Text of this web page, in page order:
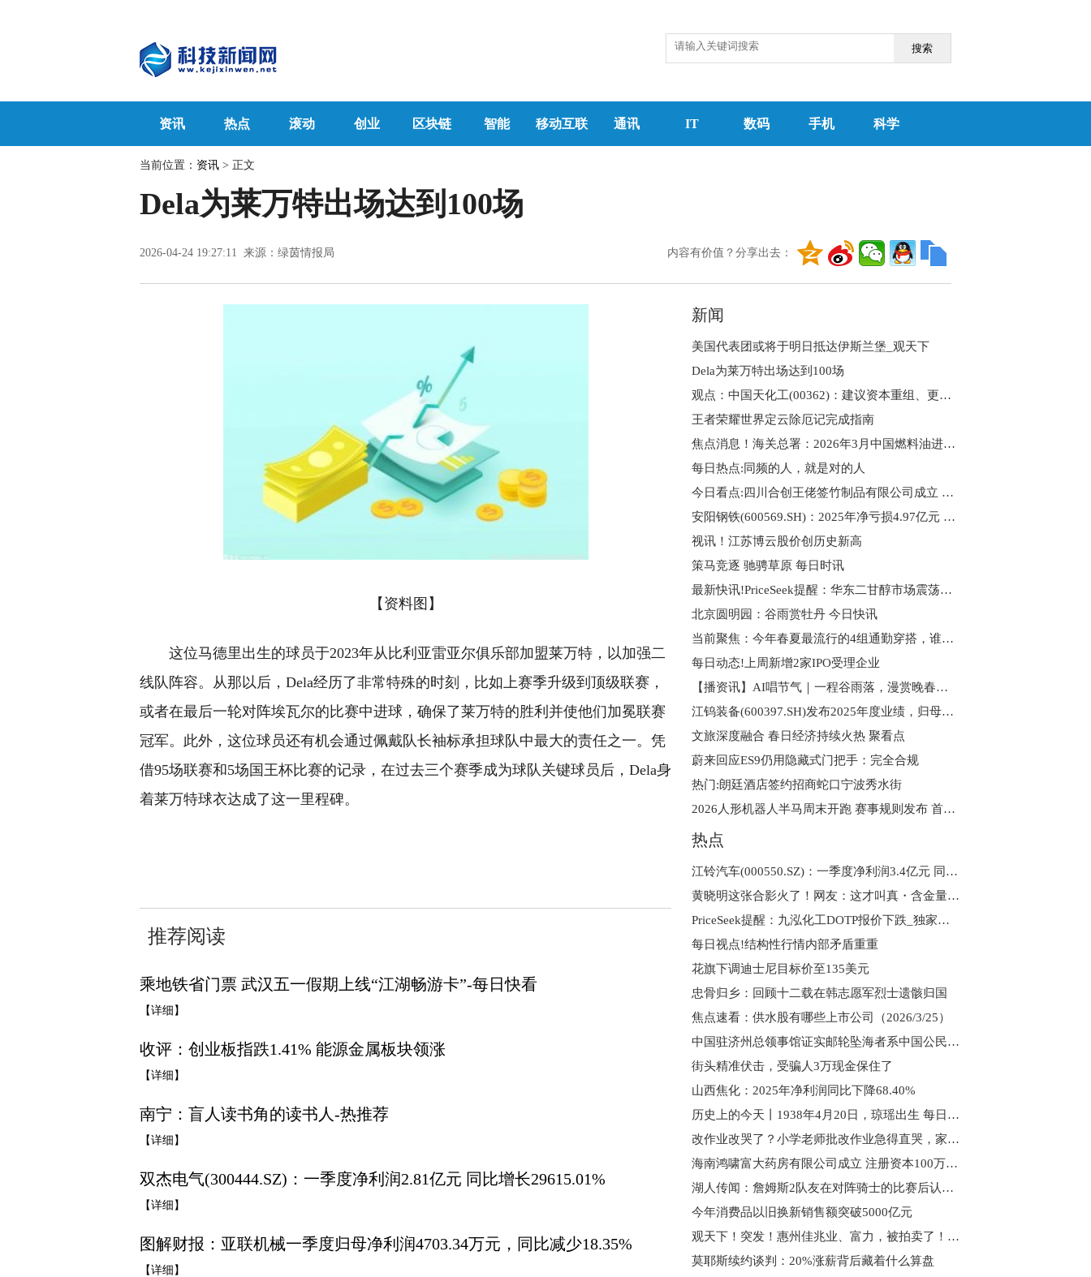
搜索
资讯 热点 滚动 创业 区块链 智能 移动互联 通讯 IT 数码 手机 科学
当前位置： 资讯 > 正文
Dela为莱万特出场达到100场
2026-04-24 19:27:11 来源：绿茵情报局 内容有价值？分享出去：
【资料图】
这位马德里出生的球员于2023年从比利亚雷亚尔俱乐部加盟莱万特，以加强二
线队阵容。从那以后，Dela经历了非常特殊的时刻，比如上赛季升级到顶级联赛，
或者在最后一轮对阵埃瓦尔的比赛中进球，确保了莱万特的胜利并使他们加冕联赛
冠军。此外，这位球员还有机会通过佩戴队长袖标承担球队中最大的责任之一。凭
借95场联赛和5场国王杯比赛的记录，在过去三个赛季成为球队关键球员后，Dela身
着莱万特球衣达成了这一里程碑。
推荐阅读
乘地铁省门票 武汉五一假期上线“江湖畅游卡”-每日快看
【详细】
收评：创业板指跌1.41% 能源金属板块领涨
【详细】
南宁：盲人读书角的读书人-热推荐
【详细】
双杰电气(300444.SZ)：一季度净利润2.81亿元 同比增长29615.01%
【详细】
图解财报：亚联机械一季度归母净利润4703.34万元，同比减少18.35%
【详细】
新闻
美国代表团或将于明日抵达伊斯兰堡_观天下
Dela为莱万特出场达到100场
观点：中国天化工(00362)：建议资本重组、更改每手买卖单位及供股将不会进行
王者荣耀世界定云除厄记完成指南
焦点消息！海关总署：2026年3月中国燃料油进口量为242.8万吨
每日热点:同频的人，就是对的人
今日看点:四川合创王佬签竹制品有限公司成立 注册资本10万人民币
安阳钢铁(600569.SH)：2025年净亏损4.97亿元 焦点播报
视讯！江苏博云股价创历史新高
策马竞逐 驰骋草原 每日时讯
最新快讯!PriceSeek提醒：华东二甘醇市场震荡回落
北京圆明园：谷雨赏牡丹 今日快讯
当前聚焦：今年春夏最流行的4组通勤穿搭，谁穿谁时髦！
每日动态!上周新增2家IPO受理企业
【播资讯】AI唱节气｜一程谷雨落，漫赏晚春与清宁
江钨装备(600397.SH)发布2025年度业绩，归母净亏损2.91亿元
文旅深度融合 春日经济持续火热 聚看点
蔚来回应ES9仍用隐藏式门把手：完全合规
热门:朗廷酒店签约招商蛇口宁波秀水街
2026人形机器人半马周末开跑 赛事规则发布 首个冲线机器人未必是冠军 短讯
热点
江铃汽车(000550.SZ)：一季度净利润3.4亿元 同比增长11.27%|热文
黄晓明这张合影火了！网友：这才叫真・含金量_报资讯
PriceSeek提醒：九泓化工DOTP报价下跌_独家焦点
每日视点!结构性行情内部矛盾重重
花旗下调迪士尼目标价至135美元
忠骨归乡：回顾十二载在韩志愿军烈士遗骸归国
焦点速看：供水股有哪些上市公司（2026/3/25）
中国驻济州总领事馆证实邮轮坠海者系中国公民_当前关注
街头精准伏击，受骗人3万现金保住了
山西焦化：2025年净利润同比下降68.40%
历史上的今天丨1938年4月20日，琼瑶出生 每日焦点
改作业改哭了？小学老师批改作业急得直哭，家长：谁教谁崩溃
海南鸿啸富大药房有限公司成立 注册资本100万人民币 当前焦点
湖人传闻：詹姆斯2队友在对阵骑士的比赛后认为他会在休赛期离队
今年消费品以旧换新销售额突破5000亿元
观天下！突发！惠州佳兆业、富力，被拍卖了！6.3亿起！
莫耶斯续约谈判：20%涨薪背后藏着什么算盘